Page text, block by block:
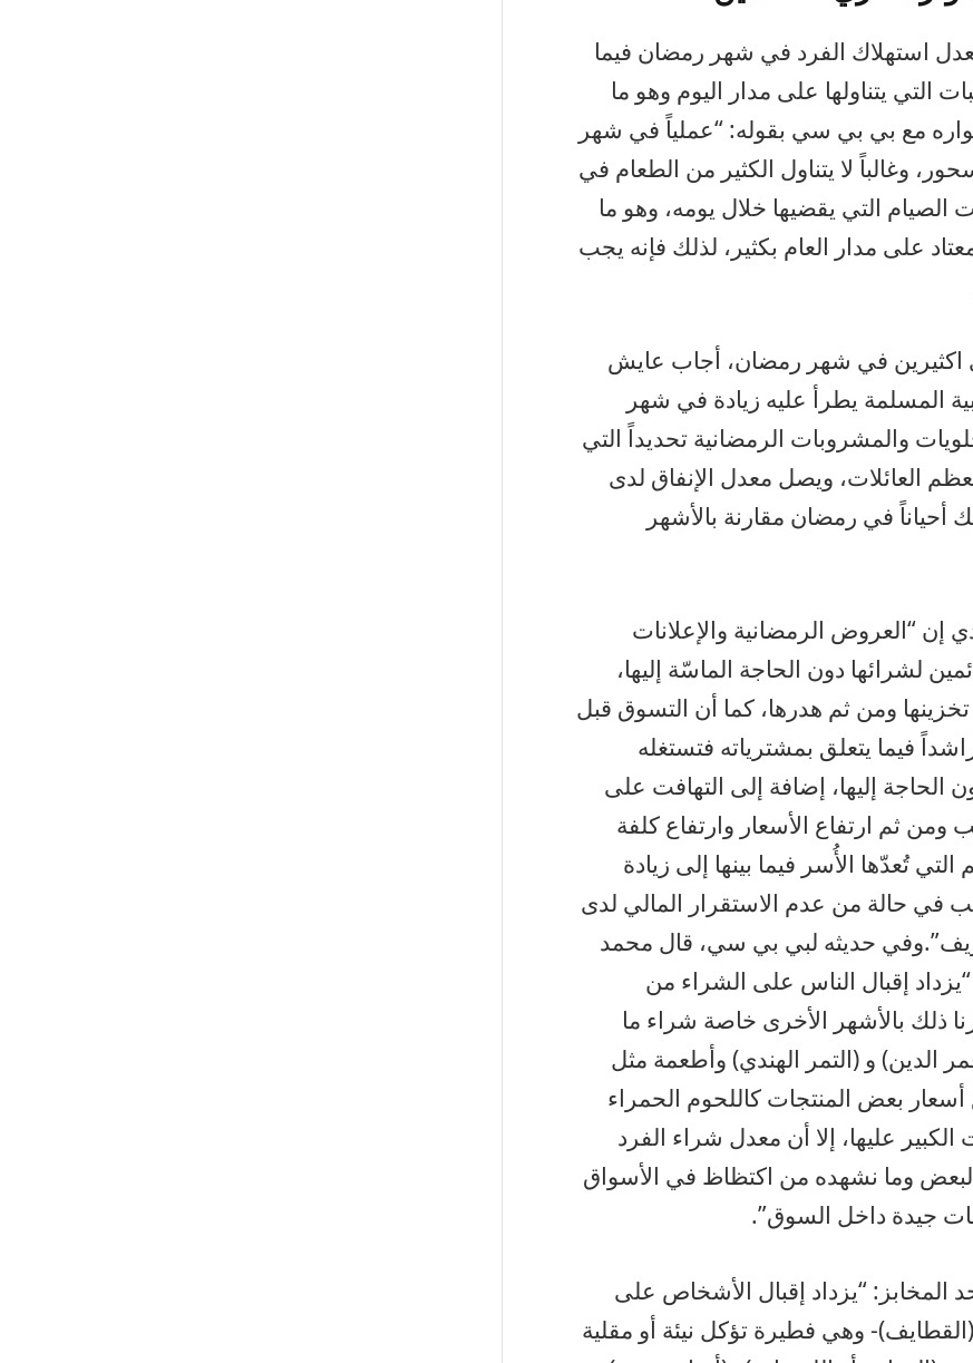
استهلاك الفرد في شهر رمضان فيما
التي يتناولها على مدار اليوم وهو ما
مع بي بي سي بقوله: “عملياً في شهر
وغالباً لا يتناول الكثير من الطعام في
الصيام التي يقضيها خلال يومه، وهو ما
على مدار العام بكثير، لذلك فإنه يجب
اكثيرين في شهر رمضان، أجاب عايش
المسلمة يطرأ عليه زيادة في شهر
والمشروبات الرمضانية تحديداً التي
العائلات، ويصل معدل الإنفاق لدى
أحياناً في رمضان مقارنة بالأشهر
إن “العروض الرمضانية والإعلانات
لشرائها دون الحاجة الماسّة إليها،
ومن ثم هدرها، كما أن التسوق قبل
فيما يتعلق بمشترياته فتستغله
الحاجة إليها، إضافة إلى التهافت على
ومن ثم ارتفاع الأسعار وارتفاع كلفة
تُعدّها الأُسر فيما بينها إلى زيادة
في حالة من عدم الاستقرار المالي لدى
حديثه لبي بي سي، قال محمد
إقبال الناس على الشراء من
ذلك بالأشهر الأخرى خاصة شراء ما
و (التمر الهندي) وأطعمة مثل
بعض المنتجات كاللحوم الحمراء
عليها، إلا أن معدل شراء الفرد
البعض وما نشهده من اكتظاظ في الأسواق
جيدة داخل السوق”.
المخابز: “يزداد إقبال الأشخاص على
وهي فطيرة تؤكل نيئة أو مقلية